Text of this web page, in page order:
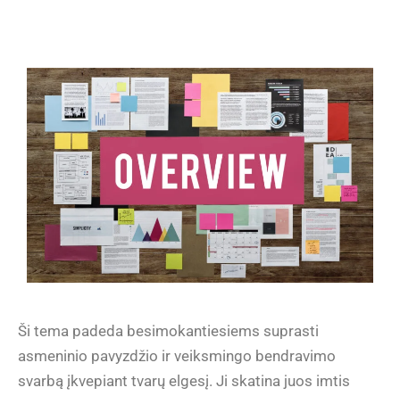
Ši tema padeda besimokantiesiems suprasti
asmeninio pavyzdžio ir veiksmingo bendravimo
svarbą įkvepiant tvarų elgesį. Ji skatina juos imtis